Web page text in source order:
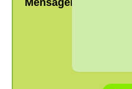
Mensagem: